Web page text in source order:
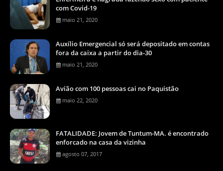
com Covid-19
maio 21, 2020
Auxílio Emergencial só será depositado em contas
fora da caixa a partir do dia-30
maio 21, 2020
Avião com 100 pessoas cai no Paquistão
maio 22, 2020
FATALIDADE: Jovem de Tuntum-MA. é encontrado
enforcado na casa da vizinha
agosto 07, 2017